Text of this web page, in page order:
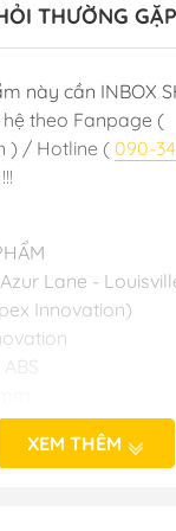
THƯỜNG GẶP
này cần INBOX
hệ theo Fanpage (
) / Hotline ( 090-
Lane -
Innovation)
T2/2027
XEM THÊM